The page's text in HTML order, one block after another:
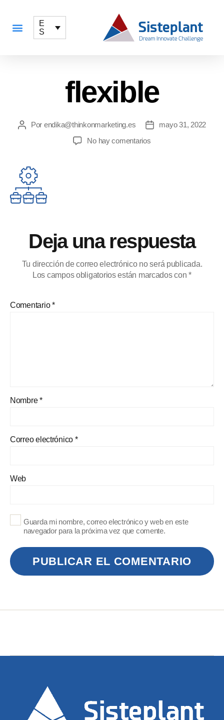
E
S
flexible
Por endika@thinkonmarketing.es
mayo 31, 2022
No hay comentarios
Deja una respuesta
Tu dirección de correo electrónico no será publicada.
Los campos obligatorios están marcados con*
Comentario*
Nombre*
Correo electrónico *
Web
Guarda mi nombre, correo electrónico y web en este
navegador para la próxima vez que comente.